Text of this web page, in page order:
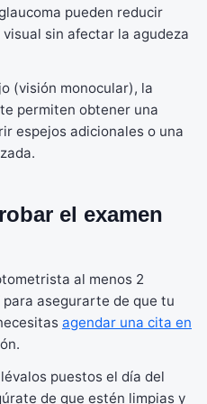
pueden reducir
sin afectar la agudeza
(visión monocular), la
permiten obtener una
espejos adicionales o una
el examen
al menos 2
asegurarte de que tu
agendar una cita en
puestos el día del
de que estén limpias y